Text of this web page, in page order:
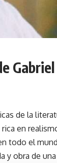
de la
en
todo el
y obra de